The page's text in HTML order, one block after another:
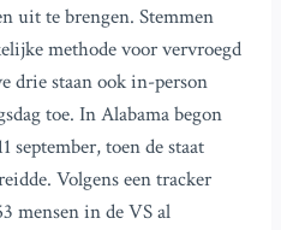
uit te brengen. Stemmen
methode voor vervroegd
drie staan ook in-person
toe. In Alabama begon
september, toen de staat
Volgens een tracker
mensen in de VS al